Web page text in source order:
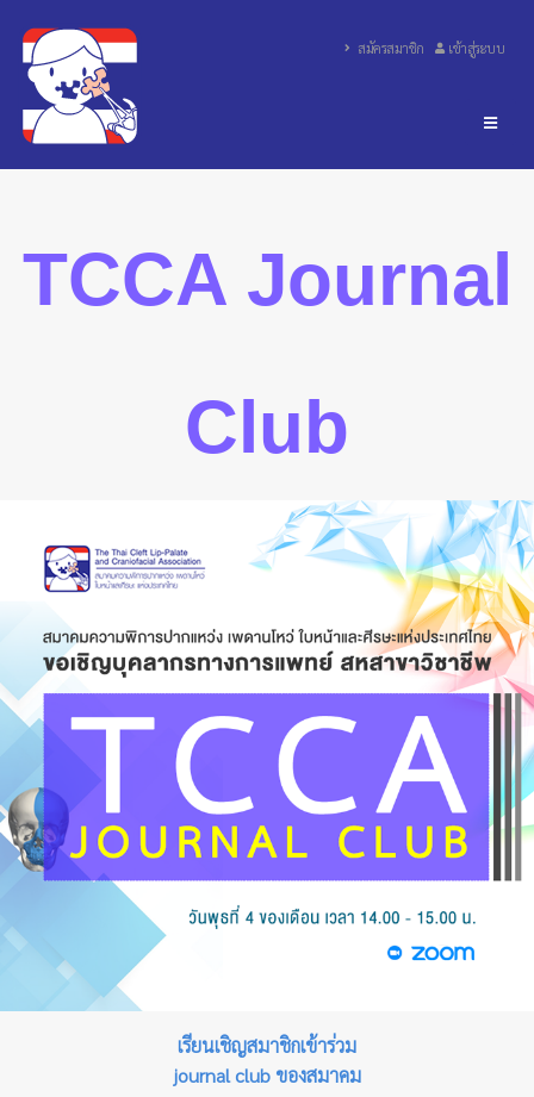
สมัครสมาชิก เข้าสู่ระบบ
TCCA Journal
Club
เรียนเชิญสมาชิกเข้าร่วม
journal club ของสมาคม